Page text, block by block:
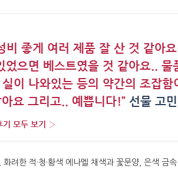
비 좋게 여러 제품 잘 산 것 같아
었으면 베스트였을 것 같아요.. 물
이 나와있는 등의 약간의 조잡
요 그리고.. 예쁩니다!” 선물 고
기 모두 보기 ›